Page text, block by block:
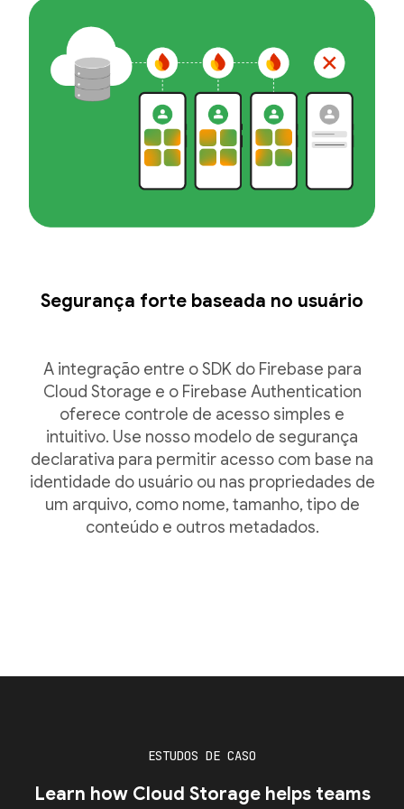
Segurança forte baseada no usuário
A integração entre o SDK do Firebase para
Cloud Storage e o Firebase Authentication
oferece controle de acesso simples e
intuitivo. Use nosso modelo de segurança
declarativa para permitir acesso com base na
identidade do usuário ou nas propriedades de
um arquivo, como nome, tamanho, tipo de
conteúdo e outros metadados.
ESTUDOS DE CASO
Learn how Cloud Storage helps teams